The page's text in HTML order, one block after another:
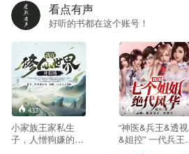
看点有声
好听的书都在这个账号！
433
小家族王家私生
子，人憎狗嫌的五
276
“神医&兵王&透视
&姐控” 一代兵王，